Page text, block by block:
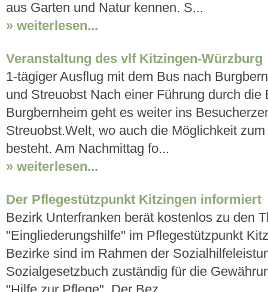
aus Garten und Natur kennen. S...
» weiterlesen...
Veranstaltung des vlf Kitzingen-Würzburg
1-tägiger Ausflug mit dem Bus nach
und Streuobst Nach einer Führung durch
Burgbernheim geht es weiter ins
Streuobst.Welt, wo auch die Möglichkeit
besteht. Am Nachmittag fo...
» weiterlesen...
Der Pflegestützpunkt Kitzingen informiert
Bezirk Unterfranken berät kostenlos zu den
"Eingliederungshilfe" im Pflegestützpunkt
Bezirke sind im Rahmen der
Sozialgesetzbuch zuständig für die